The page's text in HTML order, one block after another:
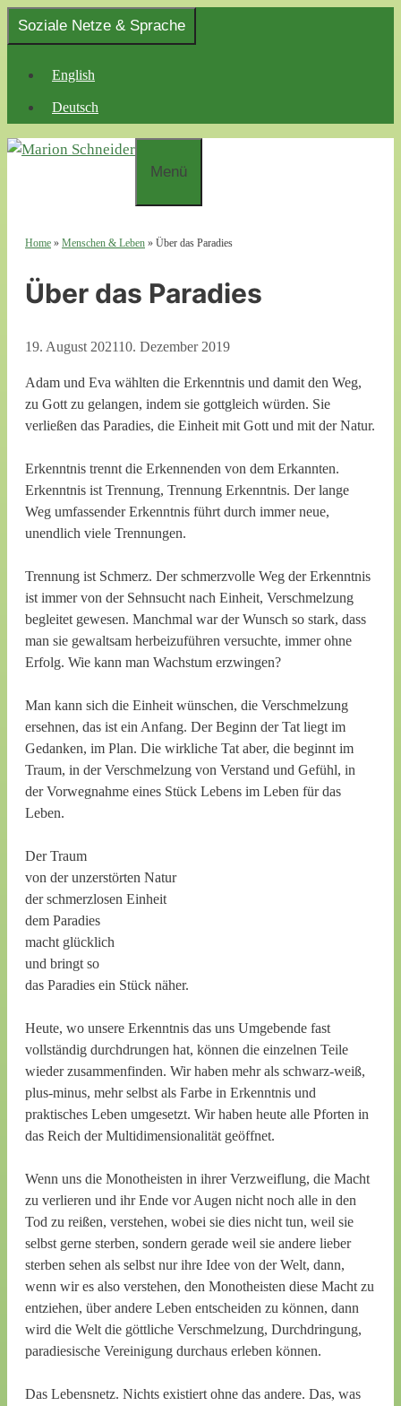
Zum
Soziale Netze & Sprache
English
Deutsch
Menü
Home » Menschen & Leben » Über das Paradies
Über das Paradies
19. August 202110. Dezember 2019
Adam und Eva wählten die Erkenntnis und damit den Weg,
zu Gott zu gelangen, indem sie gottgleich würden. Sie
verließen das Paradies, die Einheit mit Gott und mit der Natur.
Erkenntnis trennt die Erkennenden von dem Erkannten.
Erkenntnis ist Trennung, Trennung Erkenntnis. Der lange
Weg umfassender Erkenntnis führt durch immer neue,
unendlich viele Trennungen.
Trennung ist Schmerz. Der schmerzvolle Weg der Erkenntnis
ist immer von der Sehnsucht nach Einheit, Verschmelzung
begleitet gewesen. Manchmal war der Wunsch so stark, dass
man sie gewaltsam herbeizuführen versuchte, immer ohne
Erfolg. Wie kann man Wachstum erzwingen?
Man kann sich die Einheit wünschen, die Verschmelzung
ersehnen, das ist ein Anfang. Der Beginn der Tat liegt im
Gedanken, im Plan. Die wirkliche Tat aber, die beginnt im
Traum, in der Verschmelzung von Verstand und Gefühl, in
der Vorwegnahme eines Stück Lebens im Leben für das
Leben.
Der Traum
von der unzerstörten Natur
der schmerzlosen Einheit
dem Paradies
macht glücklich
und bringt so
das Paradies ein Stück näher.
Heute, wo unsere Erkenntnis das uns Umgebende fast
vollständig durchdrungen hat, können die einzelnen Teile
wieder zusammenfinden. Wir haben mehr als schwarz-weiß,
plus-minus, mehr selbst als Farbe in Erkenntnis und
praktisches Leben umgesetzt. Wir haben heute alle Pforten in
das Reich der Multidimensionalität geöffnet.
Wenn uns die Monotheisten in ihrer Verzweiflung, die Macht
zu verlieren und ihr Ende vor Augen nicht noch alle in den
Tod zu reißen, verstehen, wobei sie dies nicht tun, weil sie
selbst gerne sterben, sondern gerade weil sie andere lieber
sterben sehen als selbst nur ihre Idee von der Welt, dann,
wenn wir es also verstehen, den Monotheisten diese Macht zu
entziehen, über andere Leben entscheiden zu können, dann
wird die Welt die göttliche Verschmelzung, Durchdringung,
paradiesische Vereinigung durchaus erleben können.
Das Lebensnetz. Nichts existiert ohne das andere. Das, was